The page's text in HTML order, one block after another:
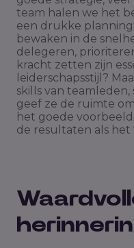
team halen we het
een drukke
bewaken in de
delegeren,
kracht zetten zijn
leiderschapsstijl?
skills van
geef ze de ruimte
het goede
de resultaten als het